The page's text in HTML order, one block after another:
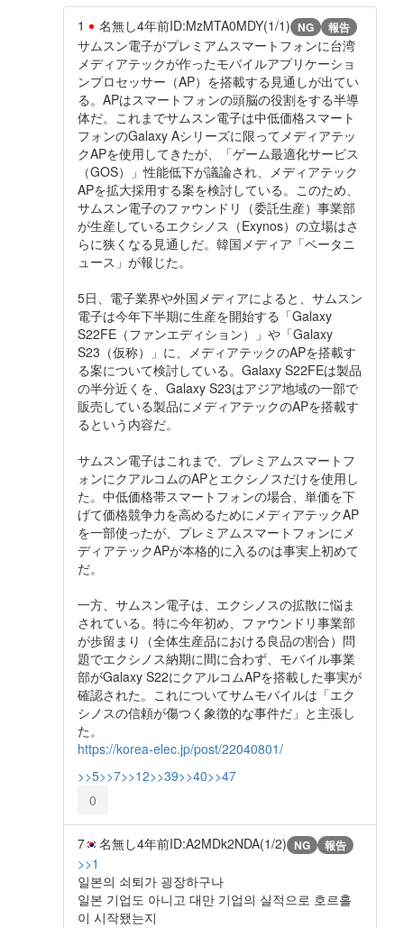
1 名無し4年前ID:MzMTA0MDY(1/1) NG 報告
サムスン電子がプレミアムスマートフォンに台湾
メディアテックが作ったモバイルアプリケーショ
ンプロセッサー（AP）を搭載する見通しが出てい
る。APはスマートフォンの頭脳の役割をする半導
体だ。これまでサムスン電子は中低価格スマート
フォンのGalaxy Aシリーズに限ってメディアテッ
クAPを使用してきたが、「ゲーム最適化サービス
（GOS）」性能低下が議論され、メディアテック
APを拡大採用する案を検討している。このため、
サムスン電子のファウンドリ（委託生産）事業部
が生産しているエクシノス（Exynos）の立場はさ
らに狭くなる見通しだ。韓国メディア「ベータニ
ュース」が報じた。
5日、電子業界や外国メディアによると、サムスン
電子は今年下半期に生産を開始する「Galaxy
S22FE（ファンエディション）」や「Galaxy
S23（仮称）」に、メディアテックのAPを搭載す
る案について検討している。Galaxy S22FEは製品
の半分近くを、Galaxy S23はアジア地域の一部で
販売している製品にメディアテックのAPを搭載す
るという内容だ。
サムスン電子はこれまで、プレミアムスマートフ
ォンにクアルコムのAPとエクシノスだけを使用し
た。中低価格帯スマートフォンの場合、単価を下
げて価格競争力を高めるためにメディアテックAP
を一部使ったが、プレミアムスマートフォンにメ
ディアテックAPが本格的に入るのは事実上初めて
だ。
一方、サムスン電子は、エクシノスの拡散に悩ま
されている。特に今年初め、ファウンドリ事業部
が歩留まり（全体生産品における良品の割合）問
題でエクシノス納期に間に合わず、モバイル事業
部がGalaxy S22にクアルコムAPを搭載した事実が
確認された。これについてサムモバイルは「エク
シノスの信頼が傷つく象徴的な事件だ」と主張し
た。
https://korea-elec.jp/post/22040801/
>>5>>7>>12>>39>>40>>47
0
7 名無し4年前ID:A2MDk2NDA(1/2) NG 報告
>>1
일본의 쇠퇴가 굉장하구나
일본 기업도 아니고 대만 기업의 실적으로 호르홀
이 시작됐는지